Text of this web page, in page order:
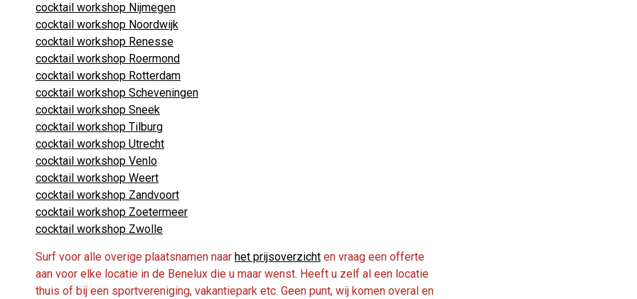
cocktail workshop Nijmegen
cocktail workshop Noordwijk
cocktail workshop Renesse
cocktail workshop Roermond
cocktail workshop Rotterdam
cocktail workshop Scheveningen
cocktail workshop Sneek
cocktail workshop Tilburg
cocktail workshop Utrecht
cocktail workshop Venlo
cocktail workshop Weert
cocktail workshop Zandvoort
cocktail workshop Zoetermeer
cocktail workshop Zwolle
Surf voor alle overige plaatsnamen naar het prijsoverzicht en vraag een offerte
aan voor elke locatie in de Benelux die u maar wenst. Heeft u zelf al een locatie
thuis of bij een sportvereniging, vakantiepark etc. Geen punt, wij komen overal en